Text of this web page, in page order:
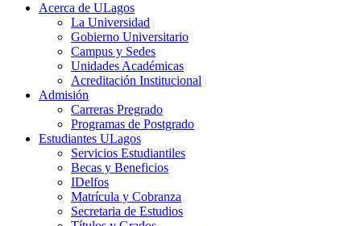
Acerca de ULagos
La Universidad
Gobierno Universitario
Campus y Sedes
Unidades Académicas
Acreditación Institucional
Admisión
Carreras Pregrado
Programas de Postgrado
Estudiantes ULagos
Servicios Estudiantiles
Becas y Beneficios
IDelfos
Matrícula y Cobranza
Secretaria de Estudios